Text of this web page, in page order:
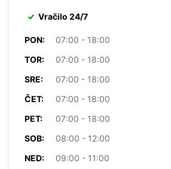
Vračilo 24/7
PON:
07:00 - 18:00
TOR:
07:00 - 18:00
SRE:
07:00 - 18:00
ČET:
07:00 - 18:00
PET:
07:00 - 18:00
SOB:
08:00 - 12:00
NED:
09:00 - 11:00